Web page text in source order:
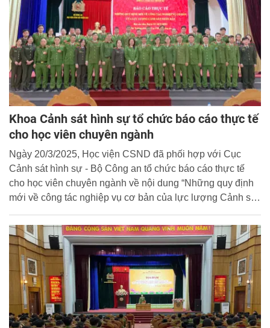
Khoa Cảnh sát hình sự tổ chức báo cáo thực tế
cho học viên chuyên ngành
Ngày 20/3/2025, Học viện CSND đã phối hợp với Cục
Cảnh sát hình sự - Bộ Công an tổ chức báo cáo thực tế
cho học viên chuyên ngành về nội dung “Những quy định
mới về công tác nghiệp vụ cơ bản của lực lượng Cảnh sát